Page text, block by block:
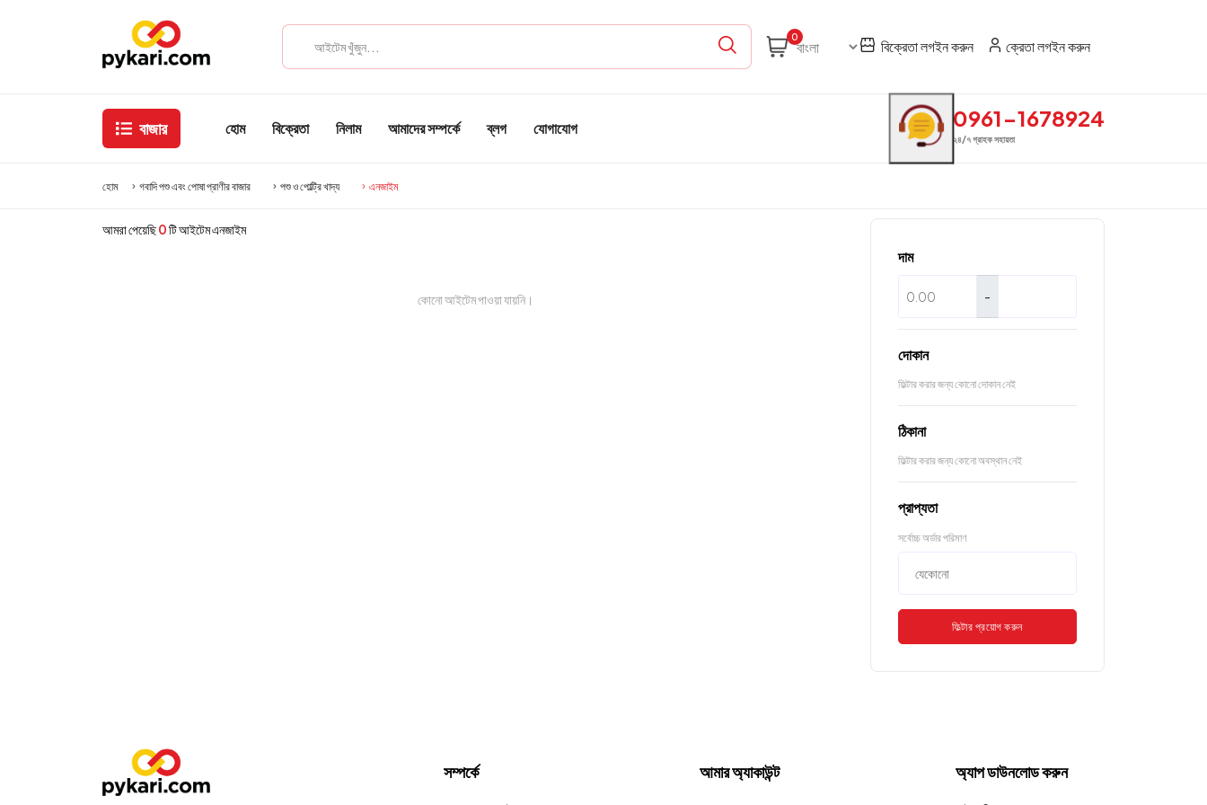
0
বিক্রেতা লগইন করুন ক্রেতা লগইন করুন
বাজার হোম বিক্রেতা নিলাম আমাদের সম্পর্কে ব্লগ যোগাযোগ 0961-1678924
২৪/৭ গ্রাহক সহায়তা
হোম গবাদি পশু এবং পোষা প্রাণীর বাজার পশু ও পোল্ট্রি খাদ্য এনজাইম
আমরা পেয়েছি0টি আইটেম এনজাইম
কোনো আইটেম পাওয়া যায়নি।
দাম
-
দোকান
ফিল্টার করার জন্য কোনো দোকান নেই
ঠিকানা
ফিল্টার করার জন্য কোনো অবস্থান নেই
প্রাপ্যতা
সর্বোচ্চ অর্ডার পরিমাণ
ফিল্টার প্রয়োগ করুন
সম্পর্কে আমার অ্যাকাউন্ট অ্যাপ ডাউনলোড করুন